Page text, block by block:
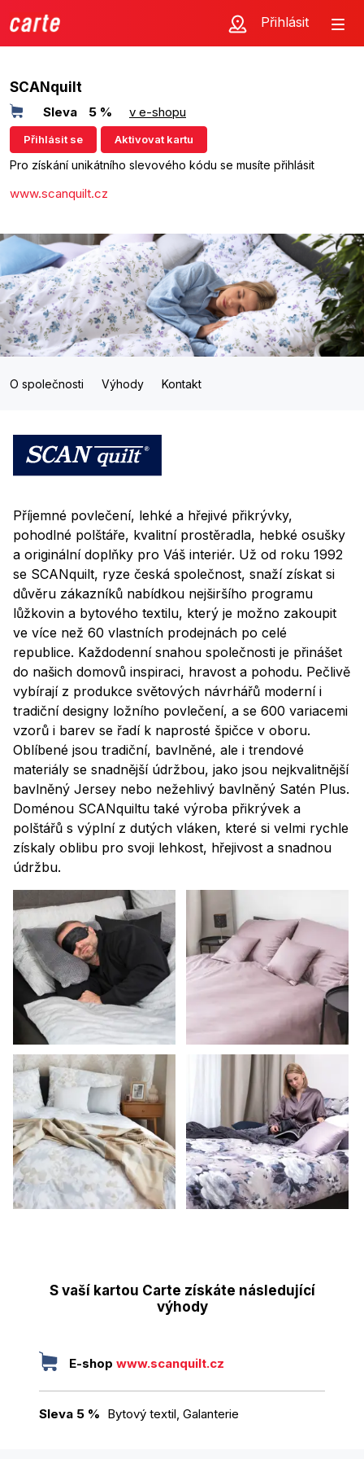
Přihlásit
SCANquilt
Sleva 5 % v e-shopu
Přihlásit se Aktivovat kartu
Pro získání unikátního slevového kódu se musíte přihlásit
www.scanquilt.cz
O společnosti Výhody Kontakt
Příjemné povlečení, lehké a hřejivé přikrývky,
pohodlné polštáře, kvalitní prostěradla, hebké osušky
a originální doplňky pro Váš interiér. Už od roku 1992
se SCANquilt, ryze česká společnost, snaží získat si
důvěru zákazníků nabídkou nejširšího programu
lůžkovin a bytového textilu, který je možno zakoupit
ve více než 60 vlastních prodejnách po celé
republice. Každodenní snahou společnosti je přinášet
do našich domovů inspiraci, hravost a pohodu. Pečlivě
vybírají z produkce světových návrhářů moderní i
tradiční designy ložního povlečení, a se 600 variacemi
vzorů i barev se řadí k naprosté špičce v oboru.
Oblíbené jsou tradiční, bavlněné, ale i trendové
materiály se snadnější údržbou, jako jsou nejkvalitnější
bavlněný Jersey nebo nežehlivý bavlněný Satén Plus.
Doménou SCANquiltu také výroba přikrývek a
polštářů s výplní z dutých vláken, které si velmi rychle
získaly oblibu pro svoji lehkost, hřejivost a snadnou
údržbu.
S vaší kartou Carte získáte následující
výhody
E-shop www.scanquilt.cz
Sleva 5 % Bytový textil, Galanterie